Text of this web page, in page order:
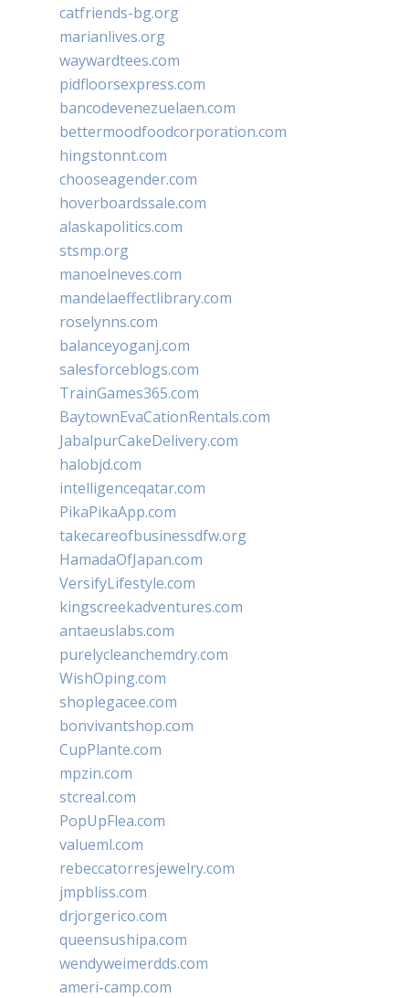
catfriends-bg.org
marianlives.org
waywardtees.com
pidfloorsexpress.com
bancodevenezuelaen.com
bettermoodfoodcorporation.com
hingstonnt.com
chooseagender.com
hoverboardssale.com
alaskapolitics.com
stsmp.org
manoelneves.com
mandelaeffectlibrary.com
roselynns.com
balanceyoganj.com
salesforceblogs.com
TrainGames365.com
BaytownEvaCationRentals.com
JabalpurCakeDelivery.com
halobjd.com
intelligenceqatar.com
PikaPikaApp.com
takecareofbusinessdfw.org
HamadaOfJapan.com
VersifyLifestyle.com
kingscreekadventures.com
antaeuslabs.com
purelycleanchemdry.com
WishOping.com
shoplegacee.com
bonvivantshop.com
CupPlante.com
mpzin.com
stcreal.com
PopUpFlea.com
valueml.com
rebeccatorresjewelry.com
jmpbliss.com
drjorgerico.com
queensushipa.com
wendyweimerdds.com
ameri-camp.com